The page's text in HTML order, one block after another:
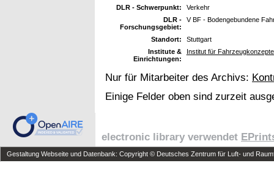
DLR - Schwerpunkt:
Verkehr
DLR -
Forschungsgebiet:
V BF - Bodengebundene
Standort:
Stuttgart
Institute &
Einrichtungen:
Institut für
Nur für Mitarbeiter des Archivs:
Einige Felder oben sind zurzeit
electronic library verwendet
Gestaltung Webseite und Datenbank: Copyright © Deutsches Zentrum für Luft- und